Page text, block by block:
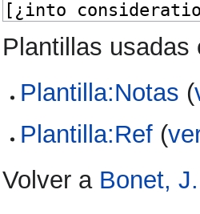
Plantillas usadas
Plantilla:Notas (
Plantilla:Ref (
Volver a Bonet,